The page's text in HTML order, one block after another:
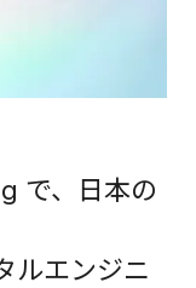
で、
日本の
ルエンジニ